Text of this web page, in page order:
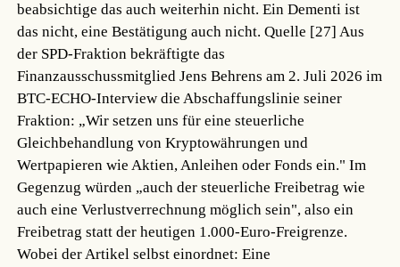
beabsichtige das auch weiterhin nicht. Ein Dementi ist
das nicht, eine Bestätigung auch nicht.Quelle [27] Aus
der SPD-Fraktion bekräftigte das
Finanzausschussmitglied Jens Behrens am 2. Juli 2026 im
BTC-ECHO-Interview die Abschaffungslinie seiner
Fraktion: „Wir setzen uns für eine steuerliche
Gleichbehandlung von Kryptowährungen und
Wertpapieren wie Aktien, Anleihen oder Fonds ein." Im
Gegenzug würden „auch der steuerliche Freibetrag wie
auch eine Verlustverrechnung möglich sein", also ein
Freibetrag statt der heutigen 1.000-Euro-Freigrenze.
Wobei der Artikel selbst einordnet: Eine